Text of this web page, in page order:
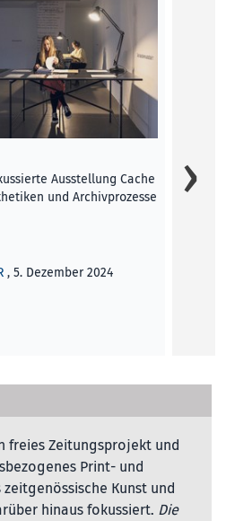
Ausstellung Cache
und Archivprozesse
, 5. Dezember 2024
freies Zeitungsprojekt und
Print- und
Kunst und
hinaus fokussiert. Die